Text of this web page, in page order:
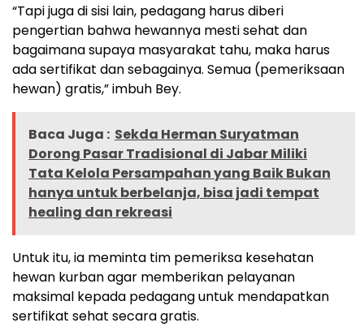
“Tapi juga di sisi lain, pedagang harus diberi
pengertian bahwa hewannya mesti sehat dan
bagaimana supaya masyarakat tahu, maka harus
ada sertifikat dan sebagainya. Semua (pemeriksaan
hewan) gratis,” imbuh Bey.
Baca Juga : Sekda Herman Suryatman
Dorong Pasar Tradisional di Jabar Miliki
Tata Kelola Persampahan yang Baik Bukan
hanya untuk berbelanja, bisa jadi tempat
healing dan rekreasi
Untuk itu, ia meminta tim pemeriksa kesehatan
hewan kurban agar memberikan pelayanan
maksimal kepada pedagang untuk mendapatkan
sertifikat sehat secara gratis.